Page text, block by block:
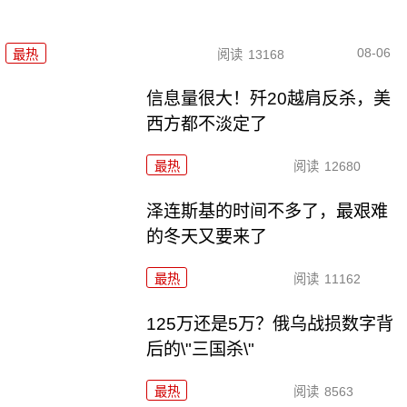
最热 阅读 13168 08-06
信息量很大！歼20越肩反杀，美
西方都不淡定了
最热 阅读 12680
泽连斯基的时间不多了，最艰难
的冬天又要来了
最热 阅读 11162
125万还是5万？俄乌战损数字背
后的\"三国杀\"
最热 阅读 8563